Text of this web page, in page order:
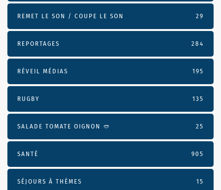
REMET LE SON / COUPE LE SON 29
REPORTAGES 284
RÉVEIL MÉDIAS 195
RUGBY 135
SALADE TOMATE OIGNON 🥙 25
SANTÉ 905
SÉJOURS À THÈMES 15